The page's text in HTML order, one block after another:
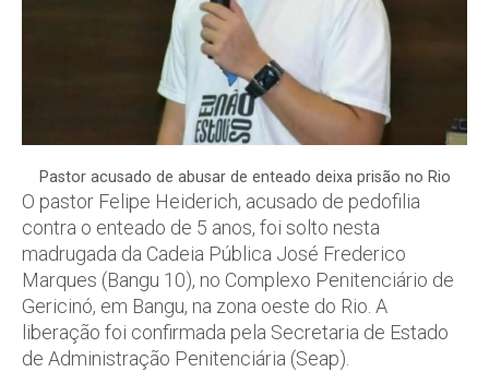
Pastor acusado de abusar de enteado deixa prisão no Rio
O pastor Felipe Heiderich, acusado de pedofilia
contra o enteado de 5 anos, foi solto nesta
madrugada da Cadeia Pública José Frederico
Marques (Bangu 10), no Complexo Penitenciário de
Gericinó, em Bangu, na zona oeste do Rio. A
liberação foi confirmada pela Secretaria de Estado
de Administração Penitenciária (Seap).